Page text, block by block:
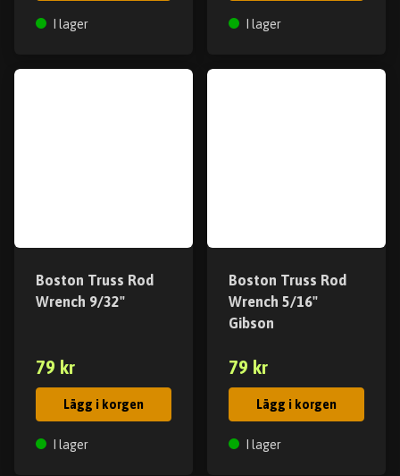
I lager I lager
Boston Truss Rod
Wrench 9/32"
79 kr
Lägg i korgen
I lager
Boston Truss Rod
Wrench 5/16"
Gibson
79 kr
Lägg i korgen
I lager